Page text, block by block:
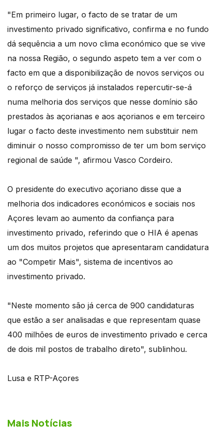
"Em primeiro lugar, o facto de se tratar de um
investimento privado significativo, confirma e no fundo
dá sequência a um novo clima económico que se vive
na nossa Região, o segundo aspeto tem a ver com o
facto em que a disponibilização de novos serviços ou
o reforço de serviços já instalados repercutir-se-á
numa melhoria dos serviços que nesse domínio são
prestados às açorianas e aos açorianos e em terceiro
lugar o facto deste investimento nem substituir nem
diminuir o nosso compromisso de ter um bom serviço
regional de saúde ", afirmou Vasco Cordeiro.
O presidente do executivo açoriano disse que a
melhoria dos indicadores económicos e sociais nos
Açores levam ao aumento da confiança para
investimento privado, referindo que o HIA é apenas
um dos muitos projetos que apresentaram candidatura
ao "Competir Mais", sistema de incentivos ao
investimento privado.
"Neste momento são já cerca de 900 candidaturas
que estão a ser analisadas e que representam quase
400 milhões de euros de investimento privado e cerca
de dois mil postos de trabalho direto", sublinhou.
Lusa e RTP-Açores
Mais Notícias